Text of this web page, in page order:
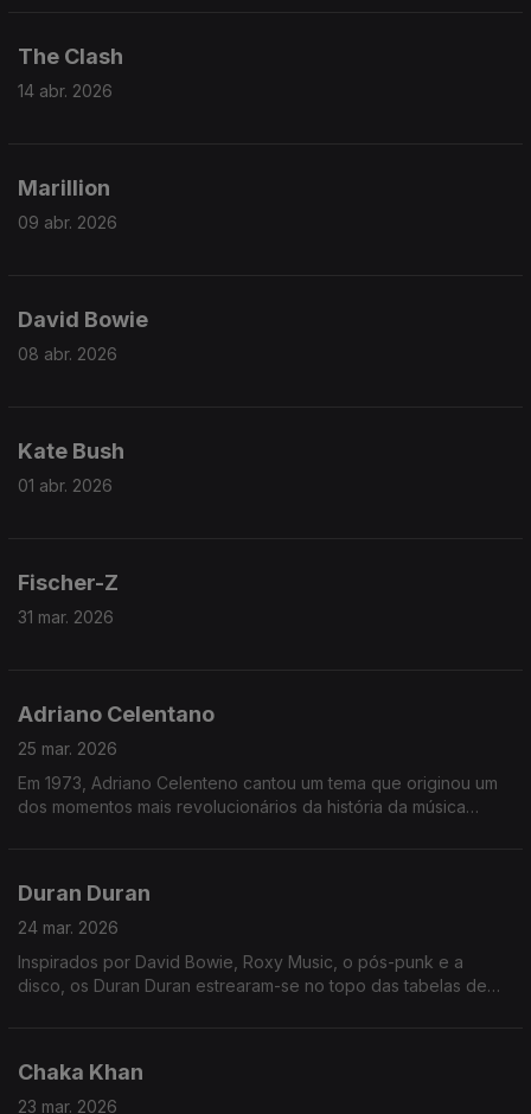
The Clash
14 abr. 2026
Marillion
09 abr. 2026
David Bowie
08 abr. 2026
Kate Bush
01 abr. 2026
Fischer-Z
31 mar. 2026
Adriano Celentano
25 mar. 2026
Em 1973, Adriano Celenteno cantou um tema que originou um
dos momentos mais revolucionários da história da música
chamaríamos de global, viral e contemporâneo. Na época, era
simplesmente Celentano a fazer...Celentano.
Foi uma atuação fora do comum: uma linguagem inventada,
ritmo hipnótico e um corpo que se move livremente.
muito à frente do seu tempo - capaz de chegar ao mundo
Duran Duran
24 mar. 2026
Inspirados por David Bowie, Roxy Music, o pós-punk e a
disco, os Duran Duran estrearam-se no topo das tabelas de
O advento da MTV revelou-se determinante, já que a banda
tinha um enorme talento visual, tornando-se dominante na era
Chaka Khan
23 mar. 2026